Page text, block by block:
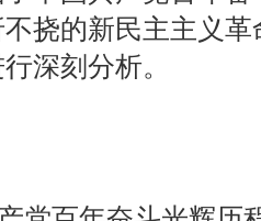
挠的新民主主义
行深刻分析。